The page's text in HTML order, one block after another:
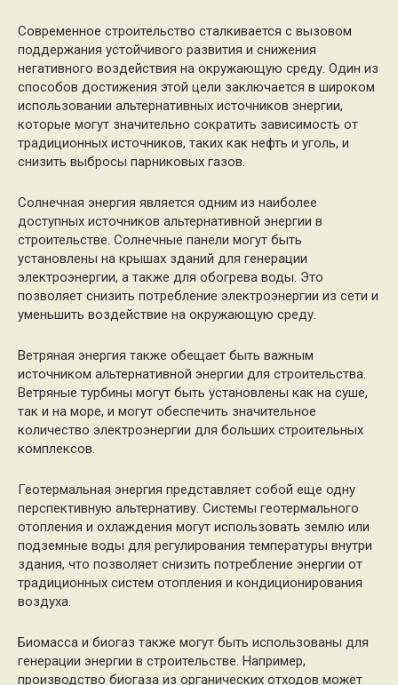
Современное строительство сталкивается с вызовом
поддержания устойчивого развития и снижения
негативного воздействия на окружающую среду. Один из
способов достижения этой цели заключается в широком
использовании альтернативных источников энергии,
которые могут значительно сократить зависимость от
традиционных источников, таких как нефть и уголь, и
снизить выбросы парниковых газов.
Солнечная энергия является одним из наиболее
доступных источников альтернативной энергии в
строительстве. Солнечные панели могут быть
установлены на крышах зданий для генерации
электроэнергии, а также для обогрева воды. Это
позволяет снизить потребление электроэнергии из сети и
уменьшить воздействие на окружающую среду.
Ветряная энергия также обещает быть важным
источником альтернативной энергии для строительства.
Ветряные турбины могут быть установлены как на суше,
так и на море, и могут обеспечить значительное
количество электроэнергии для больших строительных
комплексов.
Геотермальная энергия представляет собой еще одну
перспективную альтернативу. Системы геотермального
отопления и охлаждения могут использовать землю или
подземные воды для регулирования температуры внутри
здания, что позволяет снизить потребление энергии от
традиционных систем отопления и кондиционирования
воздуха.
Биомасса и биогаз также могут быть использованы для
генерации энергии в строительстве. Например,
производство биогаза из органических отходов может